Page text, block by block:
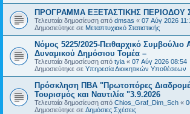
ΠΡΟΓΡΑΜΜΑ ΕΞΕΤΑΣΤΙΚΗΣ ΠΕΡΙΟΔΟΥ
Τελευταία δημοσίευση από dmsas « 07 Αύγ 2026
Δημοσιεύτηκε σε Μεταπτυχιακό Στατιστικής
Νόμος 5225/2025-Πειθαρχικό Συμβούλιο
Δυναμικού Δημόσιου Τομέα –
Τελευταία δημοσίευση από tyia « 07 Αύγ 2026 08:54
Δημοσιεύτηκε σε Υπηρεσία Διοικητικών Υποθέσεων
Πρόσκληση ΠΒΑ "Πρωτοπόρες
Τουρισμός και Ναυτιλία "3.9.2026
Τελευταία δημοσίευση από Chios_Graf_Dim_Sch «
Δημοσιεύτηκε σε Δημόσιες Σχέσεις